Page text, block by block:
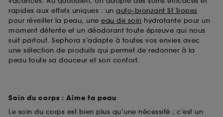
rapides aux effets uniques : un auto-bronzant St Tropez
pour réveiller la peau, une eau de soin hydratante pour un
moment détente et un déodorant toute épreuve qui nous
suit partout. Sephora s’adapte à toutes vos envies avec
une sélection de produits qui permet de redonner à la
peau toute sa douceur et son confort.
Soin du corps : Aime ta peau
Le soin du corps est bien plus qu’une nécessité ; c’est un